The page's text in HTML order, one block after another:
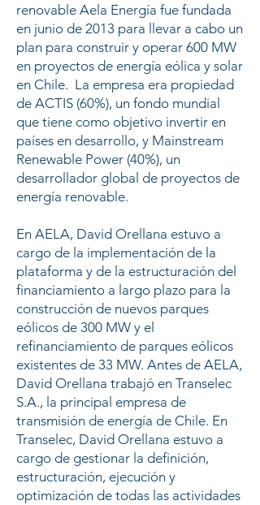
renovable Aela Energía fue fundada
en junio de 2013 para llevar a cabo un
plan para construir y operar 600 MW
en proyectos de energía eólica y solar
en Chile. La empresa era propiedad
de ACTIS (60%), un fondo mundial
que tiene como objetivo invertir en
países en desarrollo, y Mainstream
Renewable Power (40%), un
desarrollador global de proyectos de
energía renovable.
En AELA, David Orellana estuvo a
cargo de la implementación de la
plataforma y de la estructuración del
financiamiento a largo plazo para la
construcción de nuevos parques
eólicos de 300 MW y el
refinanciamiento de parques eólicos
existentes de 33 MW. Antes de AELA,
David Orellana trabajó en Transelec
S.A., la principal empresa de
transmisión de energía de Chile. En
Transelec, David Orellana estuvo a
cargo de gestionar la definición,
estructuración, ejecución y
optimización de todas las actividades